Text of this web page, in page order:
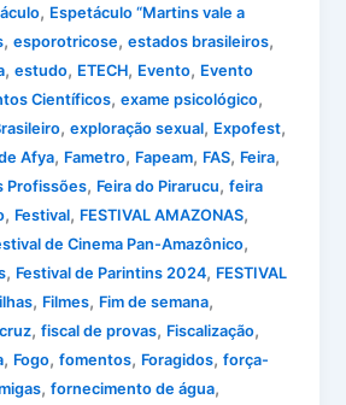
, Espetáculo “Martins vale a
,esporotricose,estados brasileiros,
,estudo, ETECH, Evento, Evento
Científicos,exame psicológico,
,exploração sexual, Expofest,
Afya, Fametro, Fapeam, FAS, Feira,
Profissões, Feira do Pirarucu,feira
, Festival, FESTIVAL AMAZONAS,
de Cinema Pan-Amazônico,
, Festival de Parintins 2024, FESTIVAL
, Filmes, Fim de semana,
,fiscal de provas, Fiscalização,
, Fogo,fomentos, Foragidos,força-
,fornecimento de água,